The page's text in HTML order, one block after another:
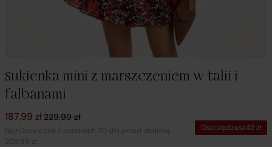
Sukienka mini z marszczeniem w talii i
falbanami
229,99zł
Pierwotna cena wynosiła: 229,99 zł.
187,99 zł
Aktualna cena wynosi: 187,99 zł.
Najniższa cena z ostatnich 30 dni przed obniżką:
209,99 zł
Oszczędzasz42 zł